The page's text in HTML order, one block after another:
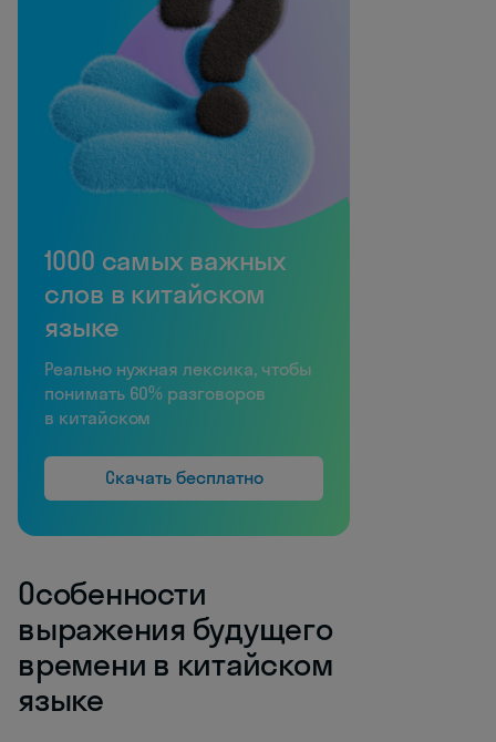
1000 самых важных
слов в китайском
языке
Реально нужная лексика, чтобы
понимать 60% разговоров
в китайском
Скачать бесплатно
Особенности
выражения будущего
времени в китайском
языке